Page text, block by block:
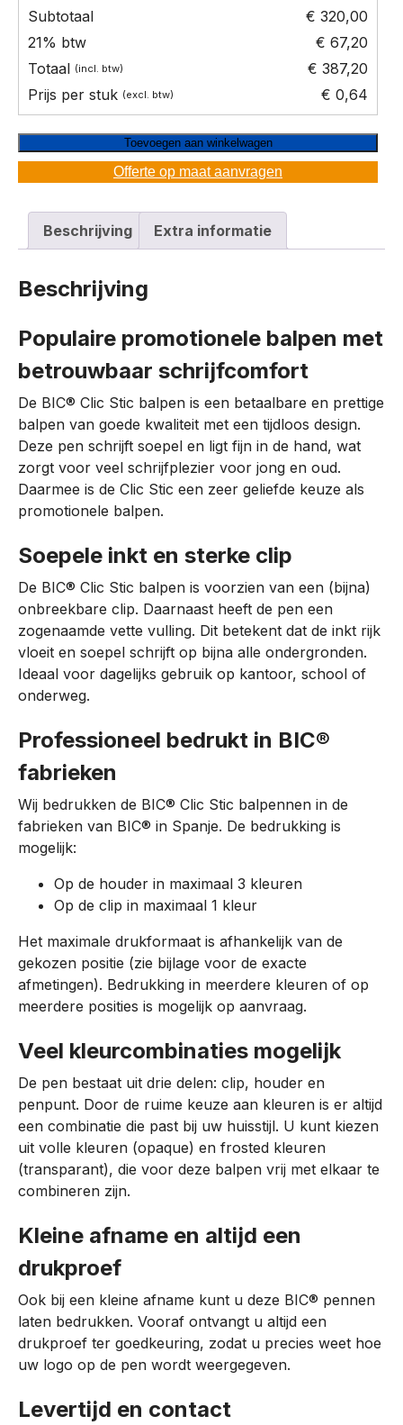
€ 320,00
€ 67,20
€ 387,20
€ 0,64
Toevoegen aan winkelwagen
Offerte op maat aanvragen
Beschrijving Extra informatie
Beschrijving
Populaire promotionele balpen met
betrouwbaar schrijfcomfort
De BIC® Clic Stic balpen is een betaalbare en prettige
balpen van goede kwaliteit met een tijdloos design.
Deze pen schrijft soepel en ligt fijn in de hand, wat
zorgt voor veel schrijfplezier voor jong en oud.
Daarmee is de Clic Stic een zeer geliefde keuze als
promotionele balpen.
Soepele inkt en sterke clip
De BIC® Clic Stic balpen is voorzien van een (bijna)
onbreekbare clip. Daarnaast heeft de pen een
zogenaamde vette vulling. Dit betekent dat de inkt rijk
vloeit en soepel schrijft op bijna alle ondergronden.
Ideaal voor dagelijks gebruik op kantoor, school of
onderweg.
Professioneel bedrukt in BIC®
fabrieken
Wij bedrukken de BIC® Clic Stic balpennen in de
fabrieken van BIC® in Spanje. De bedrukking is
mogelijk:
Op de houder in maximaal 3 kleuren
Op de clip in maximaal 1 kleur
Het maximale drukformaat is afhankelijk van de
gekozen positie (zie bijlage voor de exacte
afmetingen). Bedrukking in meerdere kleuren of op
meerdere posities is mogelijk op aanvraag.
Veel kleurcombinaties mogelijk
De pen bestaat uit drie delen: clip, houder en
penpunt. Door de ruime keuze aan kleuren is er altijd
een combinatie die past bij uw huisstijl. U kunt kiezen
uit volle kleuren (opaque) en frosted kleuren
(transparant), die voor deze balpen vrij met elkaar te
combineren zijn.
Kleine afname en altijd een
drukproef
Ook bij een kleine afname kunt u deze BIC® pennen
laten bedrukken. Vooraf ontvangt u altijd een
drukproef ter goedkeuring, zodat u precies weet hoe
uw logo op de pen wordt weergegeven.
Levertijd en contact